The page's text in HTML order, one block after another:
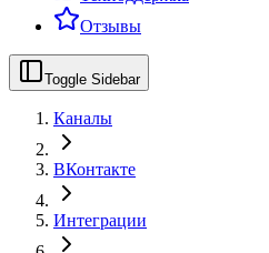
Отзывы
Toggle Sidebar
Каналы
ВКонтакте
Интеграции